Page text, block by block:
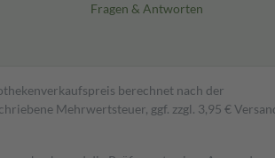
Fragen & Antworten
berechnet nach der
Mehrwertsteuer, ggf. zzgl. 3,95 €